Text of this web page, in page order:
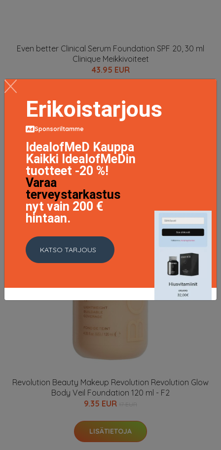
Even better Clinical Serum Foundation SPF 20, 30 ml
Clinique Meikkivoiteet
43.95 EUR
Revolution Beauty Makeup Revolution Revolution Glow
Body Veil Foundation 120 ml - F2
9.35 EUR
LISÄTIETOJA
Erikoistarjous
Sponsoriltamme
IdealofMeD Kauppa
Kaikki IdealofMeDin
tuotteet -20 %!
Varaa
terveystarkastus
nyt vain 200 €
hintaan.
KATSO TARJOUS